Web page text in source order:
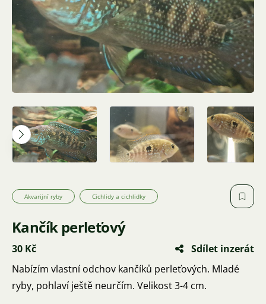
Akvarijní ryby Cichlidy a cichlidky
Kančík perleťový
30 Kč
Sdílet inzerát
Nabízím vlastní odchov kančíků perleťových. Mladé
ryby, pohlaví ještě neurčím. Velikost 3-4 cm.